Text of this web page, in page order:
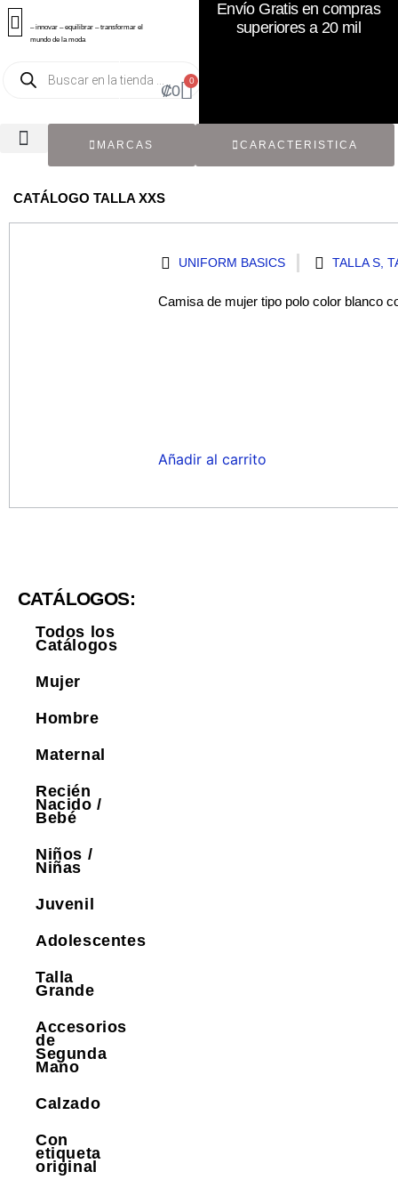
– innovar – equilibrar – transformar el
mundo de la moda
₡0
0
Envío Gratis en compras
superiores a 20 mil
MARCAS CARACTERISTICA
CATÁLOGO TALLA XXS
UNIFORM BASICS TALLA S,
Camisa de mujer tipo polo color blanco
Añadir al carrito
CATÁLOGOS:
Todos los
Catálogos
Mujer
Hombre
Maternal
Recién
Nacido /
Bebé
Niños /
Niñas
Juvenil
Adolescentes
Talla
Grande
Accesorios
de
Segunda
Mano
Calzado
Con
etiqueta
original